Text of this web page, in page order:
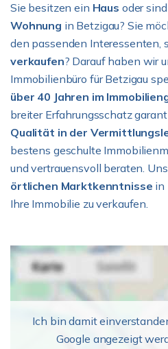
Sie besitzen ein Haus oder
Wohnung in Betzigau? Sie
den passenden Interessenten,
verkaufen? Darauf haben wir
Immobilienbüro für Betzigau
über 40 Jahren im
breiter Erfahrungsschatz
Qualität in der
bestens geschulte
und vertrauensvoll beraten.
örtlichen Marktkenntnisse in
Ihre Immobilie zu verkaufen.
Ich bin damit
Google angezeigt